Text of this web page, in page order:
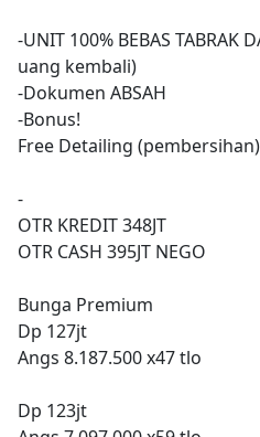
-UNIT 100% BEBAS TABRAK
uang kembali)
-Dokumen ABSAH
-Bonus!
Free Detailing
-
OTR KREDIT 348JT
OTR CASH 395JT NEGO
Bunga Premium
Dp 127jt
Angs 8.187.500 x47 tlo
Dp 123jt